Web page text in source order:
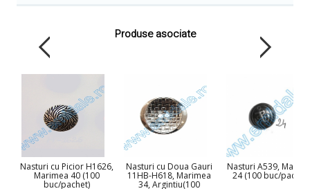
Produse asociate
Nasturi cu Picior H1626,
Marimea 40 (100
buc/pachet)
Nasturi cu Doua Gauri
11HB-H618, Marimea
34, Argintiu(100
Nasturi A539,
24 (100 buc/pachet)